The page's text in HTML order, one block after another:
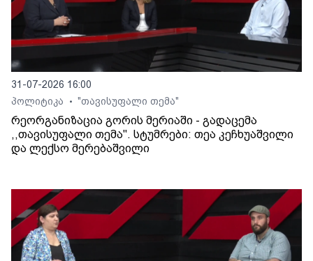
31-07-2026 16:00
პოლიტიკა
• "თავისუფალი თემა"
რეორგანიზაცია გორის მერიაში - გადაცემა
,,თავისუფალი თემა". სტუმრები: თეა კეჩხუაშვილი
და ლექსო მერებაშვილი